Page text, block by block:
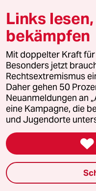
klima update°
Mauerecho
Freie Rede
reingehen
Newsletter
team zukunft
Links
bekämpfen
Mit doppelter Kraft
Besonders jetzt
Rechtsextremismus
Daher gehen 50
Neuanmeldungen an
eine Kampagne, die
und Jugendorte
